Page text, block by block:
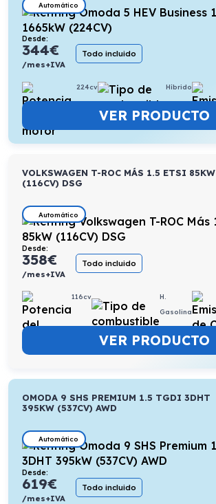
Automático
Desde:
344€
/mes+IVA
Todo incluido
224cv Híbrido
VER PRODUCTO
VOLKSWAGEN T-ROC MÁS 1.5 ETSI 85KW
(116CV) DSG
Automático
Desde:
358€
/mes+IVA
Todo incluido
116cv
H.
Gasolina
VER PRODUCTO
OMODA 9 SHS PREMIUM 1.5 TGDI 3DHT
395KW (537CV) AWD
Automático
Desde:
619€
/mes+IVA
Todo incluido